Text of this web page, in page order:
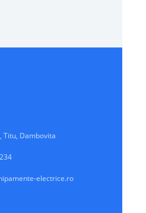
Titu, Dambovita
electrice.ro